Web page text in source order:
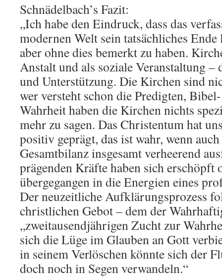
Schnädelbach’s Fazit:
„Ich habe den Eindruck, dass das
modernen Welt sein tatsächliches
aber ohne dies bemerkt zu haben.
Anstalt und als soziale Veranstaltung –
und Unterstützung. Die Kirchen sind
wer versteht schon die Predigten,
Wahrheit haben die Kirchen nichts
mehr zu sagen. Das Christentum hat
positiv geprägt, das ist wahr, wenn
Gesamtbilanz insgesamt verheerend
prägenden Kräfte haben sich erschöpft
übergegangen in die Energien eines
Der neuzeitliche Aufklärungsprozess
christlichen Gebot – dem der
„zweitausendjährigen Zucht zur
sich die Lüge im Glauben an Gott
in seinem Verlöschen könnte sich der
doch noch in Segen verwandeln.“